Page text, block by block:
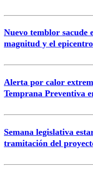
Nuevo temblor sacude
magnitud y el epicentro
Alerta por calor
Temprana Preventiva
Semana legislativa
tramitación del